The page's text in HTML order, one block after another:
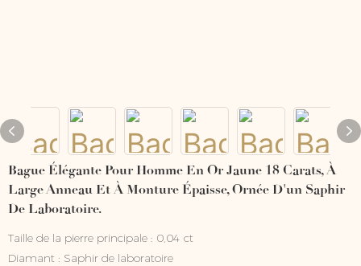
Bague Élégante Pour Homme En Or Jaune 18 Carats, À
Large Anneau Et À Monture Épaisse, Ornée D'un Saphir
De Laboratoire.
Taille de la pierre principale : 0,04 ct
Diamant : Saphir de laboratoire